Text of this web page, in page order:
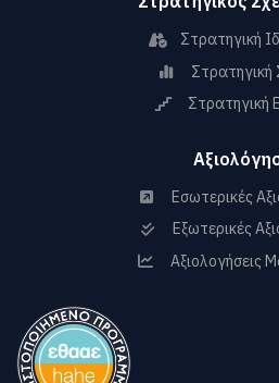
Στρατηγική
Στρατηγική
Στρατηγική
Εσωτερικές
Εξωτερικές
Αξιολογήσεις